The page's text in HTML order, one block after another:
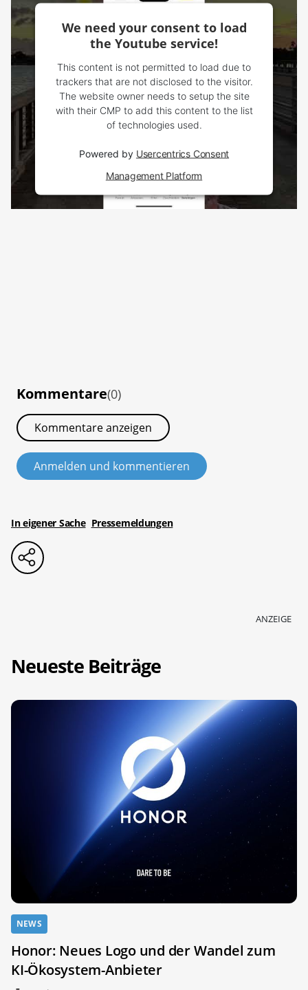
We need your consent to load
the Youtube service!
This content is not permitted to load due to
trackers that are not disclosed to the visitor.
The website owner needs to setup the site
with their CMP to add this content to the list
of technologies used.
Powered by Usercentrics Consent
Management Platform
Kommentare(0)
Kommentare anzeigen
Anmelden und kommentieren
In eigener Sache Pressemeldungen
ANZEIGE
Neueste Beiträge
NEWS
Honor: Neues Logo und der Wandel zum
KI-Ökosystem-Anbieter